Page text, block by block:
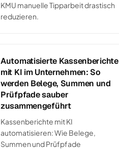
KMU manuelle Tipparbeit drastisch
reduzieren.
Automatisierte Kassenberichte
mit KI im Unternehmen: So
werden Belege, Summen und
Prüfpfade sauber
zusammengeführt
Kassenberichte mit KI
automatisieren: Wie Belege,
Summen und Prüfpfade